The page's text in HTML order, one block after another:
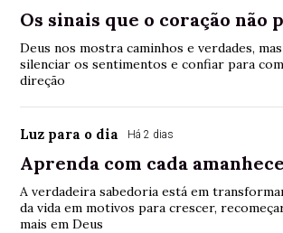
Os sinais que o coração não
Deus nos mostra caminhos e verdades,
silenciar os sentimentos e confiar para
direção
Luz para o dia Há 2 dias
Aprenda com cada
A verdadeira sabedoria está em
da vida em motivos para crescer,
mais em Deus